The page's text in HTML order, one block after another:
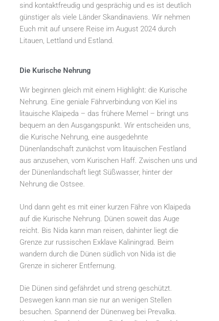
sind kontaktfreudig und gesprächig und es ist deutlich
günstiger als viele Länder Skandinaviens. Wir nehmen
Euch mit auf unsere Reise im August 2024 durch
Litauen, Lettland und Estland.
Die Kurische Nehrung
Wir beginnen gleich mit einem Highlight: die Kurische
Nehrung. Eine geniale Fährverbindung von Kiel ins
litauische Klaipeda – das frühere Memel – bringt uns
bequem an den Ausgangspunkt. Wir entscheiden uns,
die Kurische Nehrung, eine ausgedehnte
Dünenlandschaft zunächst vom litauischen Festland
aus anzusehen, vom Kurischen Haff. Zwischen uns und
der Dünenlandschaft liegt Süßwasser, hinter der
Nehrung die Ostsee.
Und dann geht es mit einer kurzen Fähre von Klaipeda
auf die Kurische Nehrung. Dünen soweit das Auge
reicht. Bis Nida kann man reisen, dahinter liegt die
Grenze zur russischen Exklave Kaliningrad. Beim
wandern durch die Dünen südlich von Nida ist die
Grenze in sicherer Entfernung.
Die Dünen sind gefährdet und streng geschützt.
Deswegen kann man sie nur an wenigen Stellen
besuchen. Spannend der Dünenweg bei Prevalka.